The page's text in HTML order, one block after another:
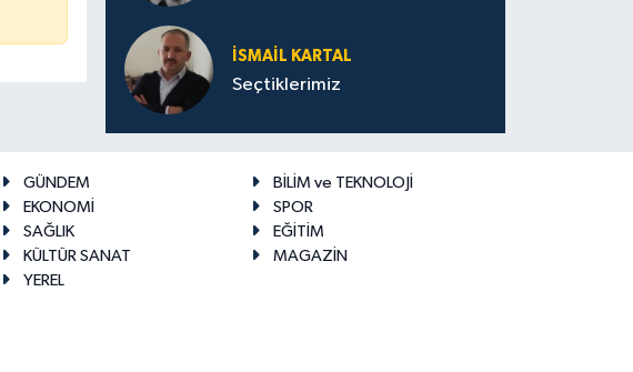
İSMAIL KARTAL
Seçtiklerimiz
GÜNDEM
BİLİM ve TEKNOLOJİ
EKONOMİ
SPOR
SAĞLIK
EĞİTİM
KÜLTÜR SANAT
MAGAZİN
YEREL